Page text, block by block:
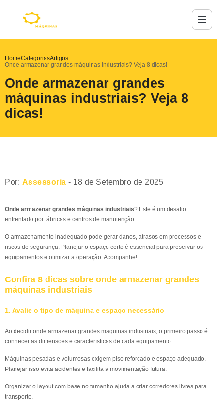
HomeCategoriasArtigos
Onde armazenar grandes máquinas industriais? Veja 8 dicas!
Onde armazenar grandes
máquinas industriais? Veja 8
dicas!
Por: Assessoria - 18 de Setembro de 2025
Onde armazenar grandes máquinas industriais? Este é um desafio
enfrentado por fábricas e centros de manutenção.
O armazenamento inadequado pode gerar danos, atrasos em processos e
riscos de segurança. Planejar o espaço certo é essencial para preservar os
equipamentos e otimizar a operação. Acompanhe!
Confira 8 dicas sobre onde armazenar grandes
máquinas industriais
1. Avalie o tipo de máquina e espaço necessário
Ao decidir onde armazenar grandes máquinas industriais, o primeiro passo é
conhecer as dimensões e características de cada equipamento.
Máquinas pesadas e volumosas exigem piso reforçado e espaço adequado.
Planejar isso evita acidentes e facilita a movimentação futura.
Organizar o layout com base no tamanho ajuda a criar corredores livres para
transporte.